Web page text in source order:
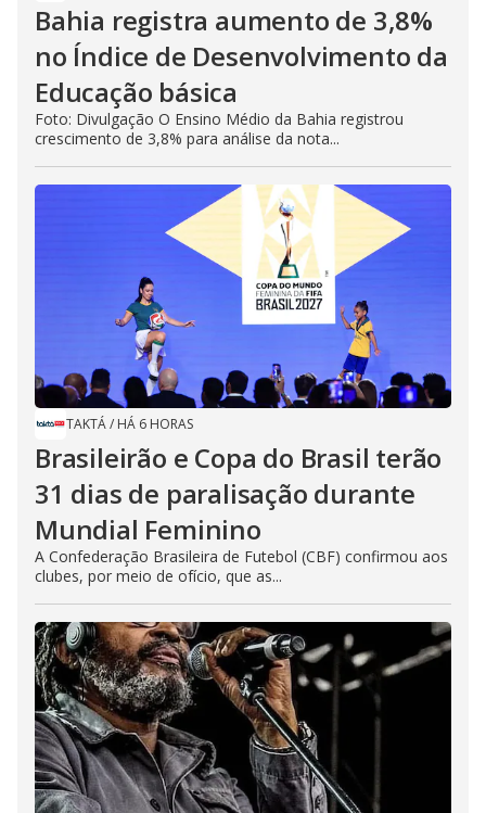
Bahia registra aumento de 3,8%
no Índice de Desenvolvimento da
Educação básica
Foto: Divulgação O Ensino Médio da Bahia registrou
crescimento de 3,8% para análise da nota...
TAKTÁ/ HÁ 6 HORAS
Brasileirão e Copa do Brasil terão
31 dias de paralisação durante
Mundial Feminino
A Confederação Brasileira de Futebol (CBF) confirmou aos
clubes, por meio de ofício, que as...